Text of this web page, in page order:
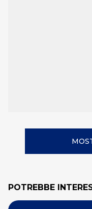
POTREBBE